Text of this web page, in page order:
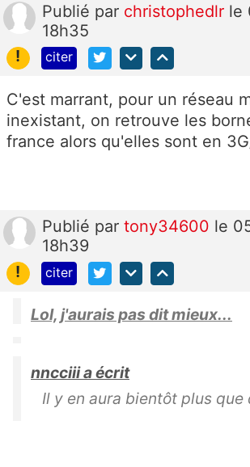
Publié par christophedlr le
18h35
!
citer
C'est marrant, pour un réseau
inexistant, on retrouve les
france alors qu'elles sont en
Publié par tony34600 le
18h39
!
citer
Lol, j'aurais pas dit mieux...
nncciii a écrit
Il y en aura bientôt plus que